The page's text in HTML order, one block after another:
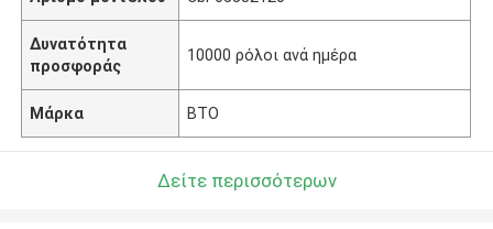
Δυνατότητα
προσφοράς
10000 ρόλοι ανά ημέρα
Μάρκα BTO
Δείτε περισσότερων